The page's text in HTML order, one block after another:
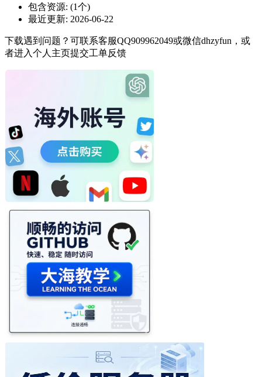
包含资源: (1个)
最近更新: 2026-06-22
下载遇到问题？可联系客服QQ909962049或微信dhzyfun，或
者进入个人主页提交工单反馈